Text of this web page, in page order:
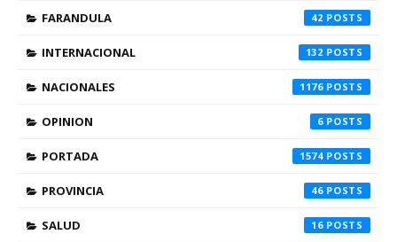
FARANDULA 42
INTERNACIONAL 132
NACIONALES 1176
OPINION 6
PORTADA 1574
PROVINCIA 46
SALUD 16